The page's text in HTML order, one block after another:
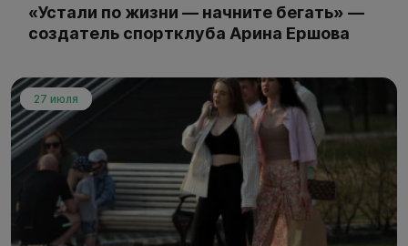
«Устали по жизни — начните бегать» —
создатель спортклуба Арина Ершова
27 июля